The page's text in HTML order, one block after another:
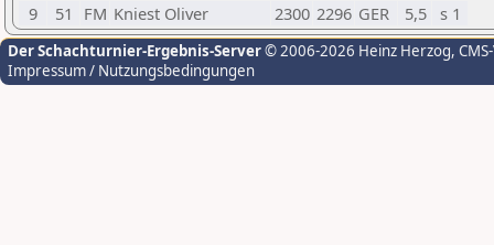
9
51 FM Kniest Oliver 2300 2296 GER 5,5 s 1
Der Schachturnier-Ergebnis-Server© 2006-2026 Heinz Herzog,
Impressum / Nutzungsbedingungen